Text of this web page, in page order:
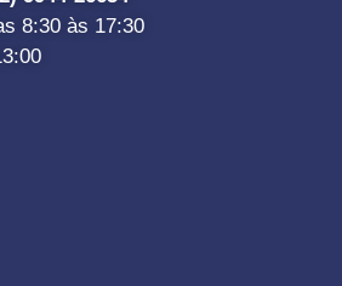
8:30 às 17:30